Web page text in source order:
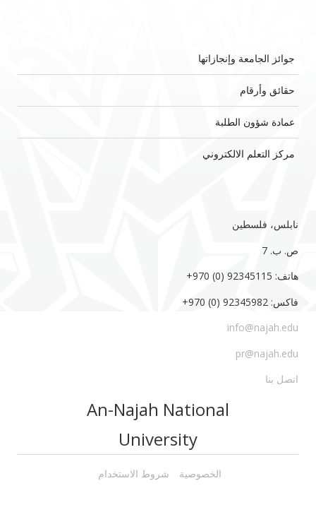
جوائز الجامعة وإنجازاتها
حقائق وأرقام
عمادة شؤون الطلبة
مركز التعلم الالكتروني
نابلس، فلسطين
ص. ب. 7‏
هاتف: 92345115 (0) 970‏‎+‎
فاكس: 92345982 (0) 970‏‎+‎
info@najah.edu
pr@najah.edu
اتصل بنا
An-Najah National
University
الخصوصية شروط الاستخدام